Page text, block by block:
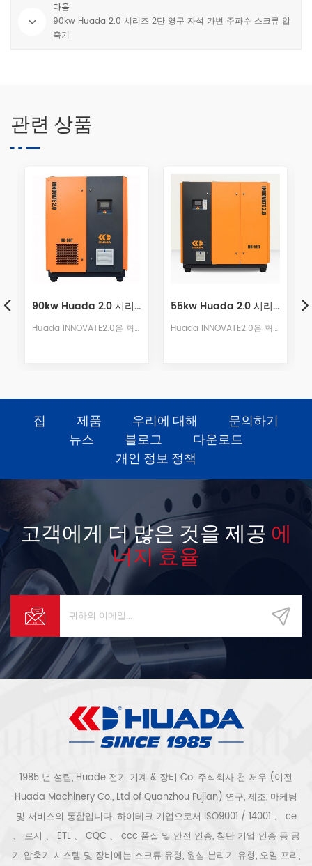
다음
90kw Huada 2.0 시리즈 2단 영구 자석 가변 주파수 스크류 압
축기
관련 상품
55kw Huada 2.0 시리즈 2단 영구 자석 가변 주파수 스크류 압축기
Huada INNOVATE2.0은 혁신적으로 개발된 차세대 전문 영구 자석 가변 주파수 스크류 공기 압축기입니다.
160kw Huada 2.0 시리즈 2단 영구 자석 가변 주파수 스크류 압축기
Huada Innovation 2.0은 혁신적으로 개발된 차세대 전문 영구 자석 가변 주파수 스크류 공기 압축기로, 차세대 2단계 압축 호스트 로터와 매우 긴 수명을 갖춘 압축기를 갖추고 있습니다.
집 제품 우리에 대해
문의하기
뉴스
블로그
다운로드
개인 정보 정책
고객에게 더 많은 것을 제공 에
너지 효율
1985 년 설립, Huade 전기 기계 & 장비 Co. 주식회사 천 저우 (이전
Huada Machinery Co., Ltd of Quanzhou Fujian) 연구, 제조, 마케팅
및 서비스의 통합입니다. 하이테크 기업으로서 ISO9001 / 14001 、 ce
、 로시 、 ETL 、 CQC 、 ccc 품질 및 안전 인증, 첨단 기업 인증 등 공
기 압축기 시스템 및 장비에는 스크류 유형, 원심 분리기 유형, 오일 프리,